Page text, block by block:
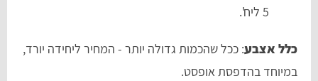
5 ליח'.
כלל אצבע: ככל שהכמות גדולה יותר - המחיר ליחידה יורד,
במיוחד בהדפסת אופסט.